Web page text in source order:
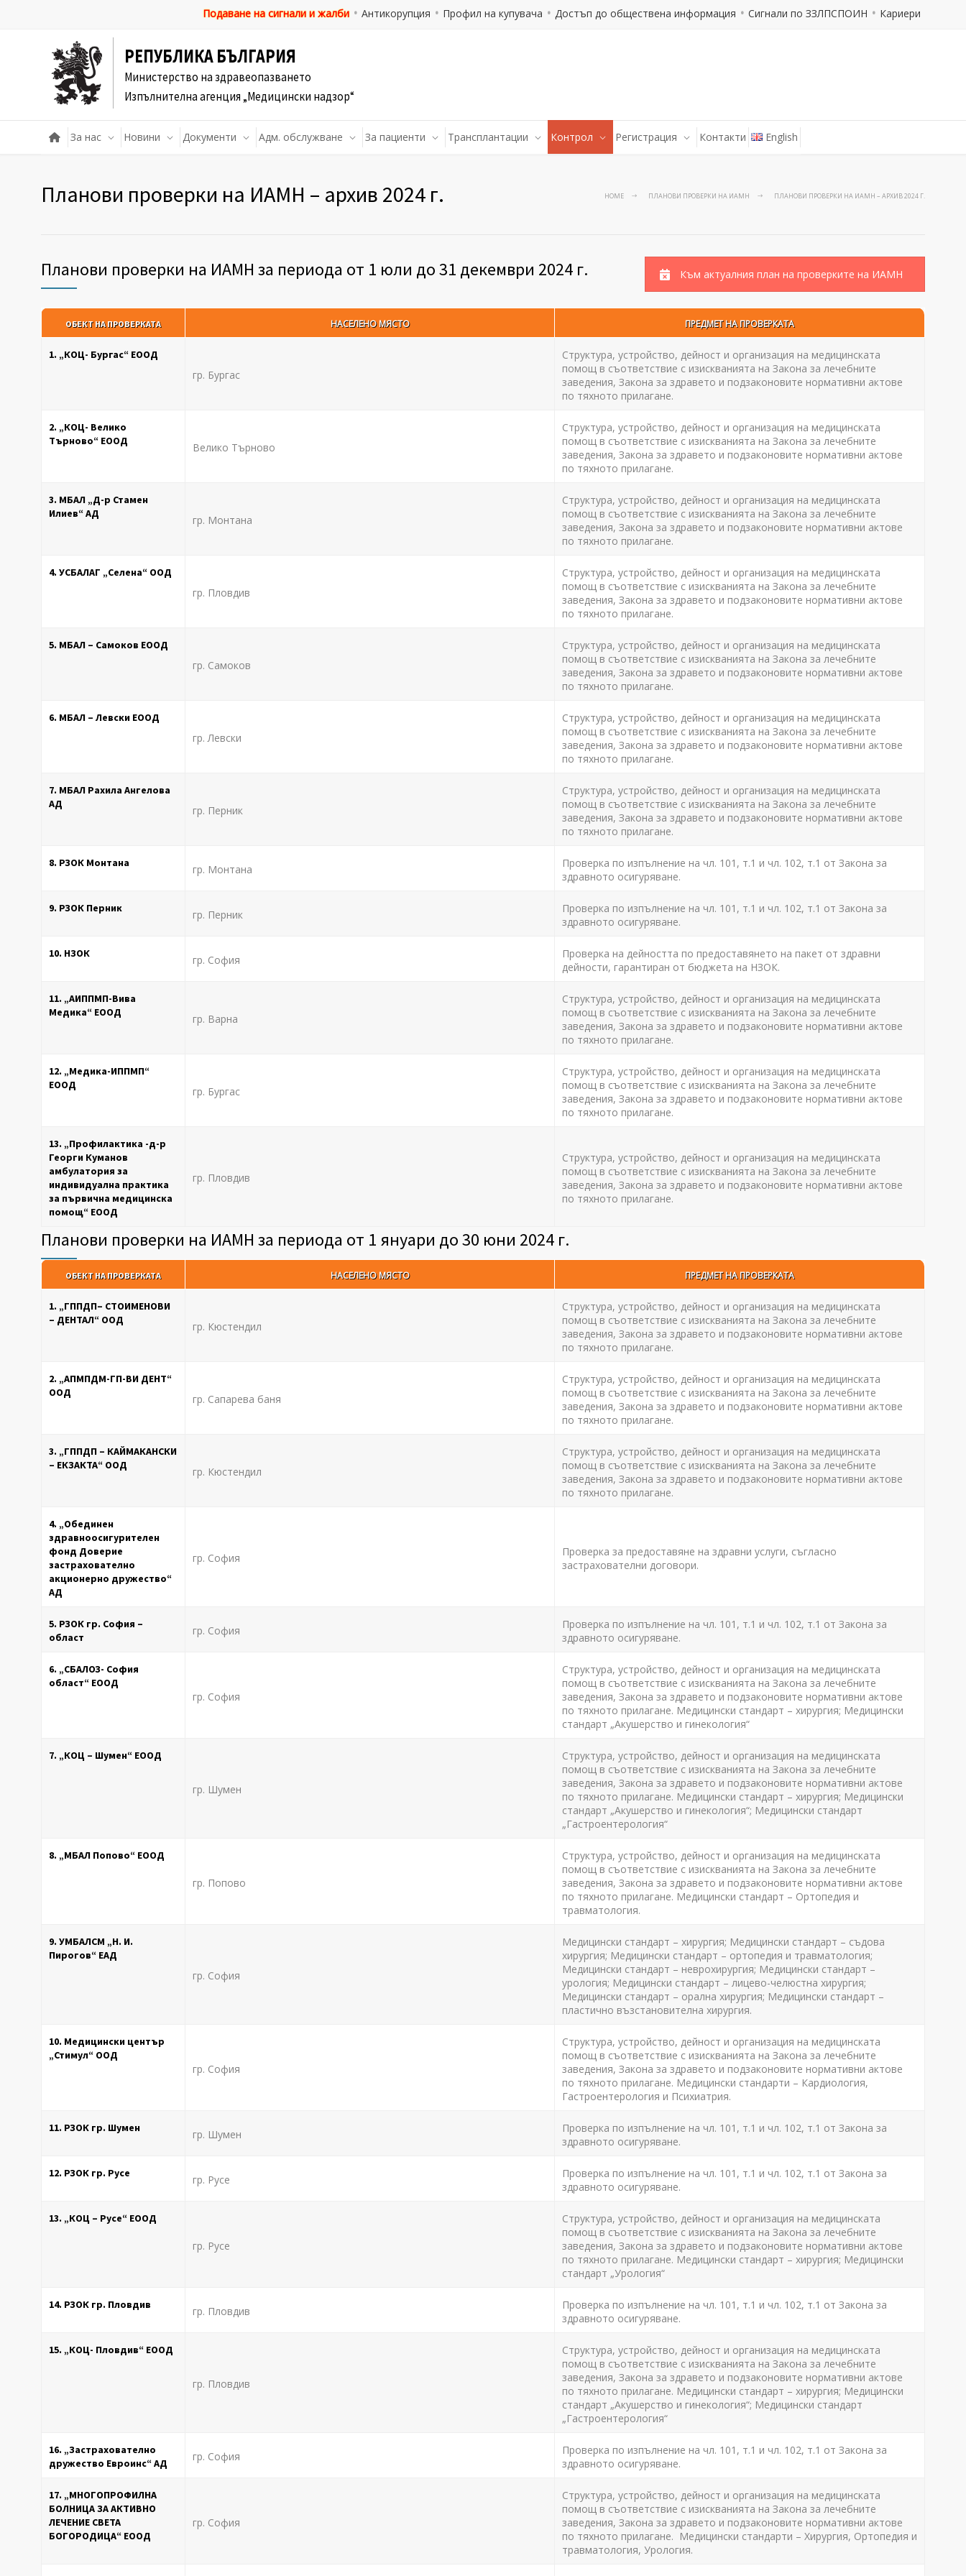
Кариери
Сигнали по ЗЗЛПСПОИН
Достъп до обществена информация
Профил на купувача
Антикорупция
Подаване на сигнали и жалби
РЕПУБЛИКА БЪЛГАРИЯ
Министерство на здравеопазването
Изпълнителна агенция „Медицински надзор“
За нас Новини Документи Адм. обслужване За пациенти Трансплантации Контрол Регистрация Контакти English
Планови проверки на ИАМН – архив 2024 г. HOME ПЛАНОВИ ПРОВЕРКИ НА ИАМН ПЛАНОВИ ПРОВЕРКИ НА ИАМН – АРХИВ 2024 Г.
Планови проверки на ИАМН за периода от 1 юли до 31 декември 2024 г. Към актуалния план на проверките на ИАМН
ОБЕКТ НА ПРОВЕРКАТА НАСЕЛЕНО МЯСТО ПРЕДМЕТ НА ПРОВЕРКАТА
1. „КОЦ- Бургас“ ЕООД
гр. Бургас
Структура, устройство, дейност и организация на медицинската
помощ в съответствие с изискванията на Закона за лечебните
заведения, Закона за здравето и подзаконовите нормативни актове
по тяхното прилагане.
2. „КОЦ- Велико
Търново“ ЕООД
Велико Търново
Структура, устройство, дейност и организация на медицинската
помощ в съответствие с изискванията на Закона за лечебните
заведения, Закона за здравето и подзаконовите нормативни актове
по тяхното прилагане.
3. МБАЛ „Д-р Стамен
Илиев“ АД
гр. Монтана
Структура, устройство, дейност и организация на медицинската
помощ в съответствие с изискванията на Закона за лечебните
заведения, Закона за здравето и подзаконовите нормативни актове
по тяхното прилагане.
4. УСБАЛАГ „Селена“ ООД
гр. Пловдив
Структура, устройство, дейност и организация на медицинската
помощ в съответствие с изискванията на Закона за лечебните
заведения, Закона за здравето и подзаконовите нормативни актове
по тяхното прилагане.
5. МБАЛ – Самоков ЕООД
гр. Самоков
Структура, устройство, дейност и организация на медицинската
помощ в съответствие с изискванията на Закона за лечебните
заведения, Закона за здравето и подзаконовите нормативни актове
по тяхното прилагане.
6. МБАЛ – Левски ЕООД
гр. Левски
Структура, устройство, дейност и организация на медицинската
помощ в съответствие с изискванията на Закона за лечебните
заведения, Закона за здравето и подзаконовите нормативни актове
по тяхното прилагане.
7. МБАЛ Рахила Ангелова
АД
гр. Перник
Структура, устройство, дейност и организация на медицинската
помощ в съответствие с изискванията на Закона за лечебните
заведения, Закона за здравето и подзаконовите нормативни актове
по тяхното прилагане.
8. РЗОК Монтана гр. Монтана
Проверка по изпълнение на чл. 101, т.1 и чл. 102, т.1 от Закона за
здравното осигуряване.
9. РЗОК Перник гр. Перник
Проверка по изпълнение на чл. 101, т.1 и чл. 102, т.1 от Закона за
здравното осигуряване.
10. НЗОК гр. София
Проверка на дейността по предоставянето на пакет от здравни
дейности, гарантиран от бюджета на НЗОК.
11. „АИППМП-Вива
Медика“ ЕООД
гр. Варна
Структура, устройство, дейност и организация на медицинската
помощ в съответствие с изискванията на Закона за лечебните
заведения, Закона за здравето и подзаконовите нормативни актове
по тяхното прилагане.
12. „Медика-ИППМП“
ЕООД
гр. Бургас
Структура, устройство, дейност и организация на медицинската
помощ в съответствие с изискванията на Закона за лечебните
заведения, Закона за здравето и подзаконовите нормативни актове
по тяхното прилагане.
13. „Профилактика -д-р
Георги Куманов
амбулатория за
индивидуална практика
за първична медицинска
помощ“ ЕООД
гр. Пловдив
Структура, устройство, дейност и организация на медицинската
помощ в съответствие с изискванията на Закона за лечебните
заведения, Закона за здравето и подзаконовите нормативни актове
по тяхното прилагане.
Планови проверки на ИАМН за периода от 1 януари до 30 юни 2024 г.
ОБЕКТ НА ПРОВЕРКАТА НАСЕЛЕНО МЯСТО ПРЕДМЕТ НА ПРОВЕРКАТА
1. „ГППДП– СТОИМЕНОВИ
– ДЕНТАЛ“ ООД
гр. Кюстендил
Структура, устройство, дейност и организация на медицинската
помощ в съответствие с изискванията на Закона за лечебните
заведения, Закона за здравето и подзаконовите нормативни актове
по тяхното прилагане.
2. „АПМПДМ-ГП-ВИ ДЕНТ“
ООД
гр. Сапарева баня
Структура, устройство, дейност и организация на медицинската
помощ в съответствие с изискванията на Закона за лечебните
заведения, Закона за здравето и подзаконовите нормативни актове
по тяхното прилагане.
3. „ГППДП – КАЙМАКАНСКИ
– ЕКЗАКТА“ ООД
гр. Кюстендил
Структура, устройство, дейност и организация на медицинската
помощ в съответствие с изискванията на Закона за лечебните
заведения, Закона за здравето и подзаконовите нормативни актове
по тяхното прилагане.
4. „Обединен
здравноосигурителен
фонд Доверие
застрахователно
акционерно дружество“
АД
гр. София
Проверка за предоставяне на здравни услуги, съгласно
застрахователни договори.
5. РЗОК гр. София –
област
гр. София
Проверка по изпълнение на чл. 101, т.1 и чл. 102, т.1 от Закона за
здравното осигуряване.
6. „СБАЛОЗ- София
област“ ЕООД
гр. София
Структура, устройство, дейност и организация на медицинската
помощ в съответствие с изискванията на Закона за лечебните
заведения, Закона за здравето и подзаконовите нормативни актове
по тяхното прилагане. Медицински стандарт – хирургия; Медицински
стандарт „Акушерство и гинекология“
7. „КОЦ – Шумен“ ЕООД
гр. Шумен
Структура, устройство, дейност и организация на медицинската
помощ в съответствие с изискванията на Закона за лечебните
заведения, Закона за здравето и подзаконовите нормативни актове
по тяхното прилагане. Медицински стандарт – хирургия; Медицински
стандарт „Акушерство и гинекология“; Медицински стандарт
„Гастроентерология“
8. „МБАЛ Попово“ ЕООД
гр. Попово
Структура, устройство, дейност и организация на медицинската
помощ в съответствие с изискванията на Закона за лечебните
заведения, Закона за здравето и подзаконовите нормативни актове
по тяхното прилагане. Медицински стандарт – Ортопедия и
травматология.
9. УМБАЛСМ „Н. И.
Пирогов“ ЕАД
гр. София
Медицински стандарт – хирургия; Медицински стандарт – съдова
хирургия; Медицински стандарт – ортопедия и травматология;
Медицински стандарт – неврохирургия; Медицински стандарт –
урология; Медицински стандарт – лицево-челюстна хирургия;
Медицински стандарт – орална хирургия; Медицински стандарт –
пластично възстановителна хирургия.
10. Медицински център
„Стимул“ ООД
гр. София
Структура, устройство, дейност и организация на медицинската
помощ в съответствие с изискванията на Закона за лечебните
заведения, Закона за здравето и подзаконовите нормативни актове
по тяхното прилагане. Медицински стандарти – Кардиология,
Гастроентерология и Психиатрия.
11. РЗОК гр. Шумен гр. Шумен
Проверка по изпълнение на чл. 101, т.1 и чл. 102, т.1 от Закона за
здравното осигуряване.
12. РЗОК гр. Русе гр. Русе
Проверка по изпълнение на чл. 101, т.1 и чл. 102, т.1 от Закона за
здравното осигуряване.
13. „КОЦ – Русе“ ЕООД
гр. Русе
Структура, устройство, дейност и организация на медицинската
помощ в съответствие с изискванията на Закона за лечебните
заведения, Закона за здравето и подзаконовите нормативни актове
по тяхното прилагане. Медицински стандарт – хирургия; Медицински
стандарт „Урология“
14. РЗОК гр. Пловдив гр. Пловдив
Проверка по изпълнение на чл. 101, т.1 и чл. 102, т.1 от Закона за
здравното осигуряване.
15. „КОЦ- Пловдив“ ЕООД
гр. Пловдив
Структура, устройство, дейност и организация на медицинската
помощ в съответствие с изискванията на Закона за лечебните
заведения, Закона за здравето и подзаконовите нормативни актове
по тяхното прилагане. Медицински стандарт – хирургия; Медицински
стандарт „Акушерство и гинекология“; Медицински стандарт
„Гастроентерология“
16. „Застрахователно
дружество Евроинс“ АД
гр. София
Проверка по изпълнение на чл. 101, т.1 и чл. 102, т.1 от Закона за
здравното осигуряване.
17. „МНОГОПРОФИЛНА
БОЛНИЦА ЗА АКТИВНО
ЛЕЧЕНИЕ СВЕТА
БОГОРОДИЦА“ ЕООД
гр. София
Структура, устройство, дейност и организация на медицинската
помощ в съответствие с изискванията на Закона за лечебните
заведения, Закона за здравето и подзаконовите нормативни актове
по тяхното прилагане. Медицински стандарти – Хирургия, Ортопедия и
травматология, Урология.